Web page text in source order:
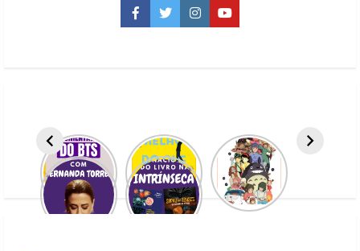
Facebook
TwitterInstagramYouTube